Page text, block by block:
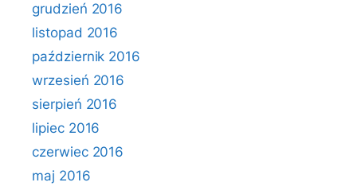
grudzień 2016
listopad 2016
październik 2016
wrzesień 2016
sierpień 2016
lipiec 2016
czerwiec 2016
maj 2016